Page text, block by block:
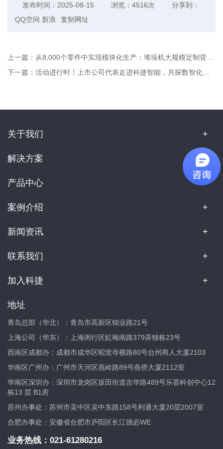
发布时间：2025-08-15 浏览：4516次
分享到：
QQ空间 新浪 复制网址
上一篇： 从8,000个零件中实现模块化生产：堆垛机大规模定制背后的科技密码
下一篇： 活动进行时！上市公司代表走进科捷智能，共探数智化新机遇
关于我们
解决方案
产品中心
案例介绍
新闻资讯
联系我们
加入科捷
地址
青岛总部（华北）：青岛市高新区锦业路21号
上海公司（华东）：上海闵行区虹梅南路379弄独栋23号
西南区成都办：成都市成华区昭觉寺横路80号台州商人大厦2103
华南区广州办：广州市天河区燕岭路89号燕侨大厦2112室
华南区深圳办：深圳市龙岗区坂田街道吉华路489号乐荟科创中心12
栋13 层 B1房
苏州办事处：苏州市吴中区吴中东路158号利通大厦20层2007室
合肥办事处：安徽省合肥市庐阳区长江德必WE
业务热线： 021-61280216